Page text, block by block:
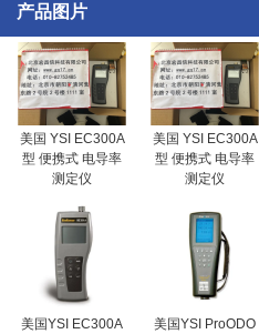
产品图片
美国 YSI EC300A
型 便携式 电导率
测定仪
美国 YSI EC300A
型 便携式 电导率
测定仪
美国YSI EC300A
美国YSI ProODO